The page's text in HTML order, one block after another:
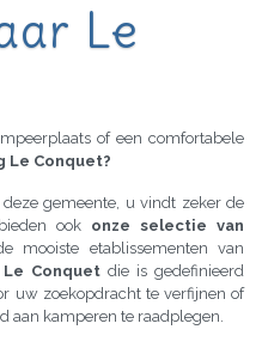
Le
of een comfortabele
Le Conquet?
gemeente, u vindt zeker de
ook onze selectie van
mooiste etablissementen van
Conquet die is gedefinieerd
uw zoekopdracht te verfijnen of
aan kamperen te raadplegen.